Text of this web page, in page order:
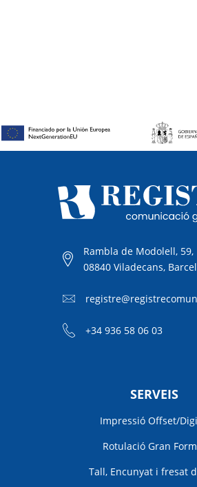
Rambla de Modolell, 59,
08840 Viladecans,
+34 936 58 06 03
SERVEIS
Impressió Offset/
Rotulació Gran
Tall, Encunyat i fresat